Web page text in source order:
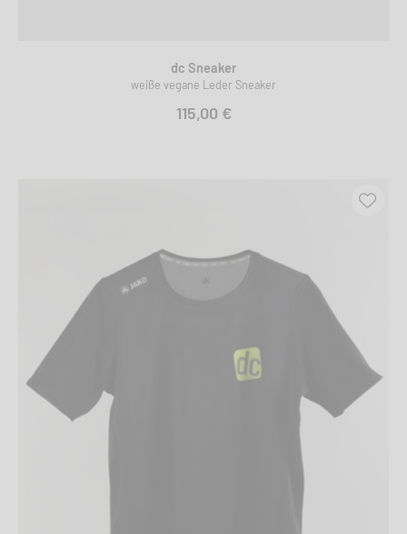
dc Sneaker
weiße vegane Leder Sneaker
115,00 €